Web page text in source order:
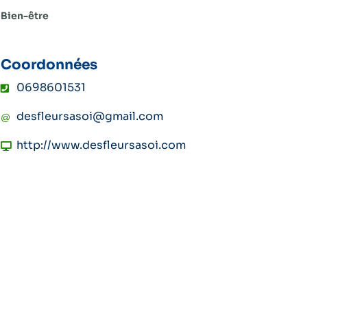
Bien-être
Coordonnées
0698601531
desfleursasoi@gmail.com
http://www.desfleursasoi.com